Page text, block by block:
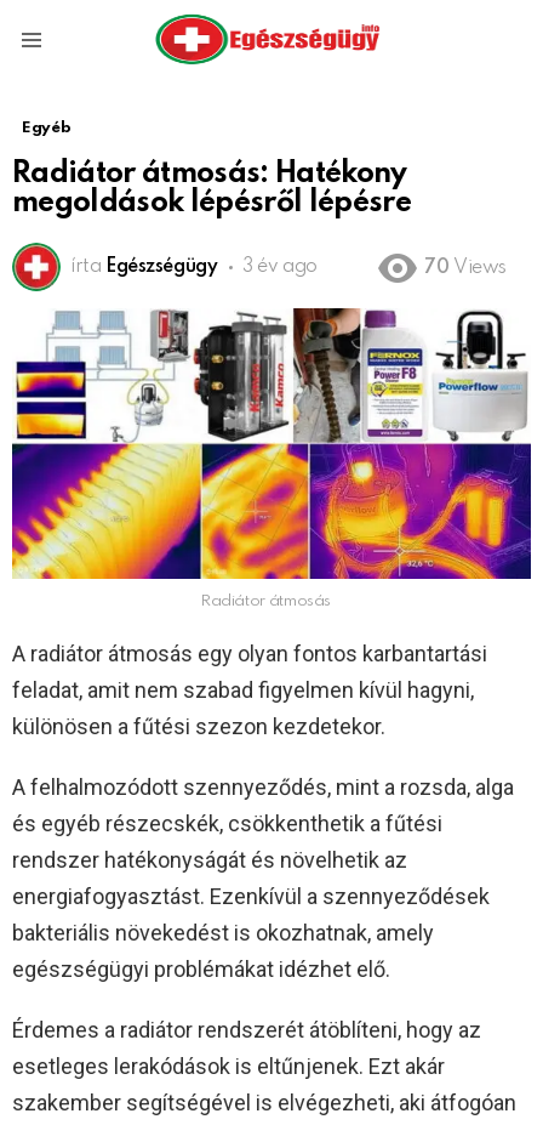
Egyéb
Radiátor átmosás: Hatékony
megoldások lépésről lépésre
írta Egészségügy 3 év ago 70 Views
Radiátor átmosás
A radiátor átmosás egy olyan fontos karbantartási
feladat, amit nem szabad figyelmen kívül hagyni,
különösen a fűtési szezon kezdetekor.
A felhalmozódott szennyeződés, mint a rozsda, alga
és egyéb részecskék, csökkenthetik a fűtési
rendszer hatékonyságát és növelhetik az
energiafogyasztást. Ezenkívül a szennyeződések
bakteriális növekedést is okozhatnak, amely
egészségügyi problémákat idézhet elő.
Érdemes a radiátor rendszerét átöblíteni, hogy az
esetleges lerakódások is eltűnjenek. Ezt akár
szakember segítségével is elvégezheti, aki átfogóan